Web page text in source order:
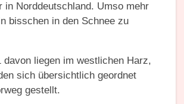
Norddeutschland. Umso mehr
bisschen in den Schnee zu
davon liegen im westlichen Harz,
sich übersichtlich geordnet
gestellt.